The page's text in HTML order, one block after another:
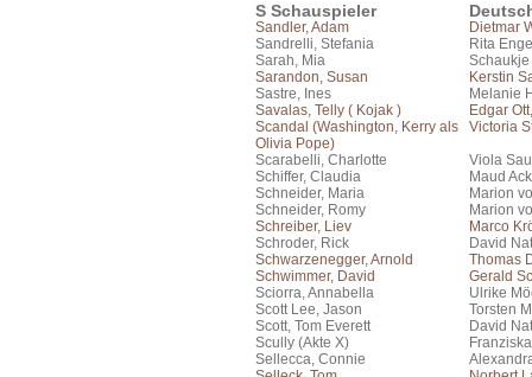
S Schauspieler
Sandler, Adam
Dietmar
Sandrelli, Stefania
Rita
Sarah, Mia
Sarandon, Susan
Kerstin
Sastre, Ines
Melanie
Savalas, Telly ( Kojak )
Edgar
Scandal (Washington, Kerry als
Olivia Pope)
Victoria
Scarabelli, Charlotte
Viola
Schiffer, Claudia
Maud
Schneider, Maria
Marion
Schneider, Romy
Marion
Schreiber, Liev
Marco
Schroder, Rick
David
Schwarzenegger, Arnold
Thomas
Schwimmer, David
Gerald
Sciorra, Annabella
Ulrike
Scott Lee, Jason
Torsten
Scott, Tom Everett
David
Scully (Akte X)
Sellecca, Connie